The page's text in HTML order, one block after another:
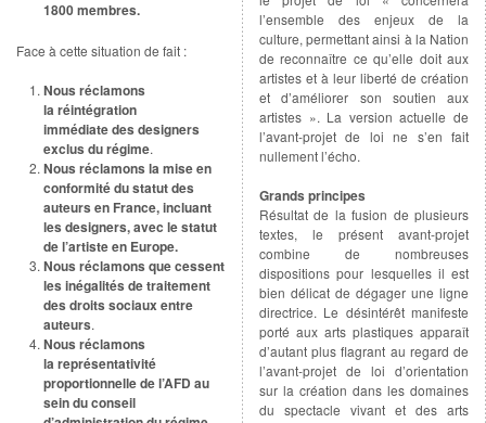
1800 membres.
Face à cette situation de fait :
Nous réclamons
la réintégration
immédiate des designers
exclus du régime.
Nous réclamons la mise en
conformité du statut des
auteurs en France, incluant
les designers, avec le statut
de l’artiste en Europe.
Nous réclamons quecessent
les inégalités de traitement
des droits sociaux entre
auteurs.
Nous réclamons
la représentativité
proportionnelle de l’AFD au
sein du conseil
l’ensemble des enjeux de la
culture, permettant ainsi à la Nation
de reconnaître ce qu’elle doit aux
artistes et à leur liberté de création
et d’améliorer son soutien aux
artistes ». La version actuelle de
l’avant-projet de loi ne s’en fait
nullement l’écho.
Grands principes
Résultat de la fusion de plusieurs
textes, le présent avant-projet
combine de nombreuses
dispositions pour lesquelles il est
bien délicat de dégager une ligne
directrice. Le désintérêt manifeste
porté aux arts plastiques apparaît
d’autant plus flagrant au regard de
l’avant-projet de loi d’orientation
sur la création dans les domaines
du spectacle vivant et des arts